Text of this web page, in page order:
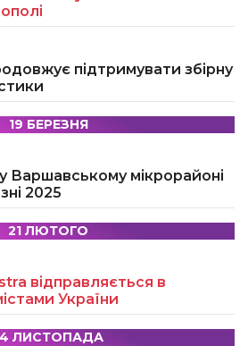
підтримувати збірну
19 БЕРЕЗНЯ
Варшавському мікрорайоні
2025
21 ЛЮТОГО
відправляється в
України
ЛИСТОПАДА